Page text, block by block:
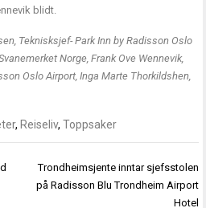
blidt.
Teknisksjef- Park Inn by Radisson Oslo
Norge, Frank Ove Wennevik,
Oslo Airport, Inga Marte Thorkildshen,
, Reiseliv,Toppsaker
Trondheimsjente inntar sjefsstolen
på Radisson Blu Trondheim Airport
Hotel